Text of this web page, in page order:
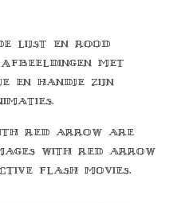
lijst en rood
met
en handje zijn
red arrow are
with red arrow
flash movies.